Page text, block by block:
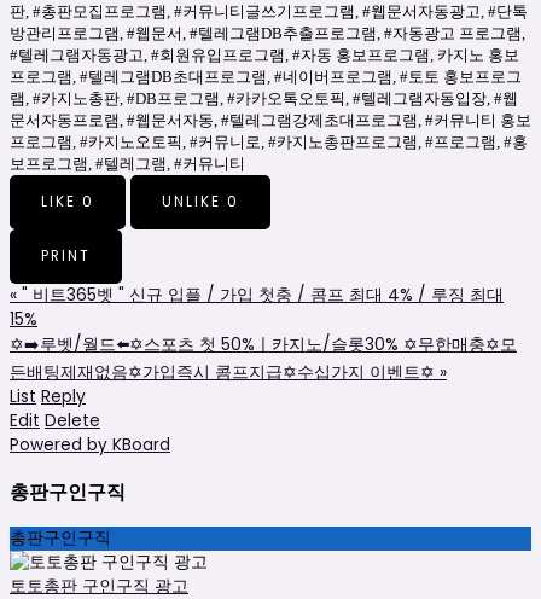
판, #총판모집프로그램, #커뮤니티글쓰기프로그램, #웹문서자동광고, #단톡
방관리프로그램, #웹문서, #텔레그램DB추출프로그램, #자동광고 프로그램,
#텔레그램자동광고, #회원유입프로그램, #자동 홍보프로그램, 카지노 홍보
프로그램, #텔레그램DB초대프로그램, #네이버프로그램, #토토 홍보프로그
램, #카지노총판, #DB프로그램, #카카오톡오토픽, #텔레그램자동입장, #웹
문서자동프로램, #웹문서자동, #텔레그램강제초대프로그램, #커뮤니티 홍보
프로그램, #카지노오토픽, #커뮤니로, #카지노총판프로그램, #프로그램, #홍
보프로그램, #텔레그램, #커뮤니티
LIKE 0 UNLIKE 0
PRINT
« " 비트365벳 " 신규 입플 / 가입 첫충 / 콤프 최대 4% / 루징 최대
15%
✡️➡️루벳/월드⬅️✡️스포츠 첫 50%ㅣ카지노/슬롯30% ✡️무한매충✡️모
든배팅제재없음✡️가입즉시 콤프지급✡️수십가지 이벤트✡️ »
List Reply
Edit Delete
Powered by KBoard
총판구인구직
총판구인구직
토토총판 구인구직 광고